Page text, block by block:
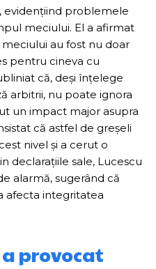
evidențiind problemele
meciului. El a afirmat
au fost nu doar
pentru cineva cu
că, deși înțelege
arbitrii, nu poate ignora
un impact major asupra
că astfel de greșeli
nivel și a cerut o
declarațiile sale, Lucescu
alarmă, sugerând că
afecta integritatea
provocat